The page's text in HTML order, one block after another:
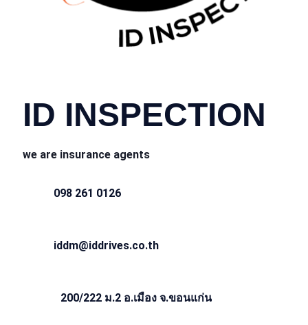
ID INSPECTION
we are insurance agents
098 261 0126
iddm@iddrives.co.th
200/222 ม.2 อ.เมือง จ.ขอนแก่น